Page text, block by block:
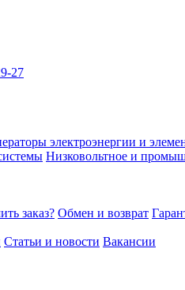
27
электроэнергии и
Низковольтное и
заказ? Обмен и возврат
Статьи и новости Вакансии